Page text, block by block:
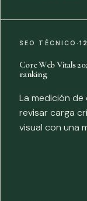
SEO TÉCNICO·
Core Web Vitals
ranking
La medición de
revisar carga
visual con una